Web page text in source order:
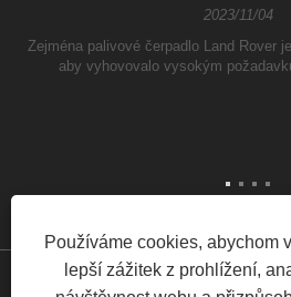
2023/11/04
Zejména palivové čerpadlo Land Rover
aby vyhovovalo vysokým
Používáme cookies, abychom
lepší zážitek z prohlížení,